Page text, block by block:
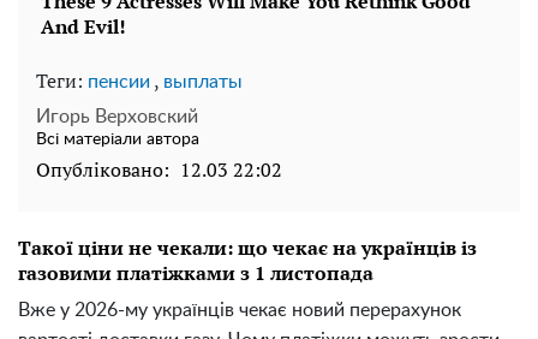
Теги: пенсии , выплаты
Игорь Верховский
Всі матеріали автора
Опубліковано: 12.03 22:02
Такої ціни не чекали: що чекає на українців із
газовими платіжками з 1 листопада
Вже у 2026-му українців чекає новий перерахунок